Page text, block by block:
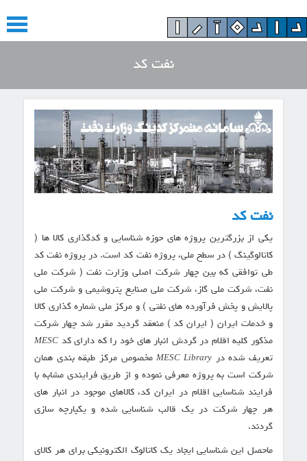
k
c
p
نفت کد
نفت کد
یکی از بزرگترین پروژه های حوزه شناسایی و کدگذاری کالا ها (
کاتالوگینگ ) در سطح ملی، پروژه نفت کد است. در پروژه نفت کد
طی توافقی که بین چهار شرکت اصلی وزارت نفت ( شرکت ملی
نفت، شرکت ملی گاز، شرکت ملی صنایع پتروشیمی و شرکت ملی
پالایش و پخش فرآورده های نفتی ) و مرکز ملی شماره گذاری کالا
و خدمات ایران ( ایران کد ) منعقد گردید مقرر شد چهار شرکت
مذکور کلیه اقلام در گردش انبار های خود را که دارای کد MESC
تعریف شده در MESC Libraryمخصوص مرکز طبقه بندی همان
شرکت است به پروژه معرفی نموده و از طریق فرایندی مشابه با
فرایند شناسایی اقلام در ایران کد، کالاهای موجود در انبار های
هر چهار شرکت در یک قالب شناسایی شده و یکپارچه سازی
گردند.
ماحصل این شناسایی ایجاد یک کاتالوگ الکترونیکی برای هر کالای